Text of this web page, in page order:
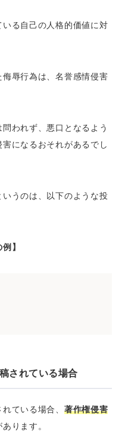
る自己の人格的価値に対
辱行為は、名誉感情侵害
問われず、悪口となるよう
になるおそれがあるでし
うのは、以下のような投
】
されている場合
ている場合、 著作権侵害
あります。